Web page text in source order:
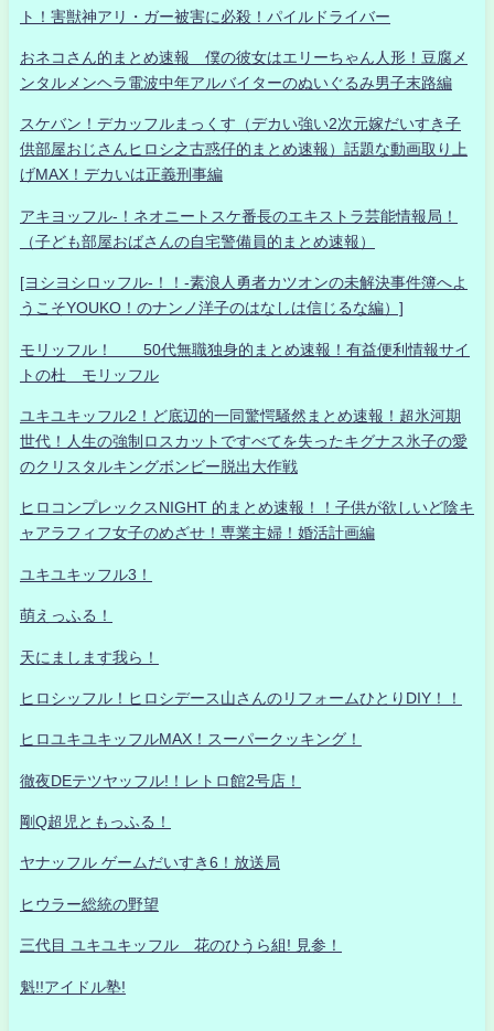
ト！害獣神アリ・ガー被害に必殺！パイルドライバー
おネコさん的まとめ速報 僕の彼女はエリーちゃん人形！豆腐メ
ンタルメンヘラ電波中年アルバイターのぬいぐるみ男子末路編
スケバン！デカッフルまっくす（デカい強い2次元嫁だいすき子
供部屋おじさんヒロシ之古惑仔的まとめ速報）話題な動画取り上
げMAX！デカいは正義刑事編
アキヨッフル-！ネオニートスケ番長のエキストラ芸能情報局！
（子ども部屋おばさんの自宅警備員的まとめ速報）
[ヨシヨシロッフル-！！-素浪人勇者カツオンの未解決事件簿へよ
うこそYOUKO！のナンノ洋子のはなしは信じるな編）]
モリッフル！ 50代無職独身的まとめ速報！有益便利情報サイ
トの杜 モリッフル
ユキユキッフル2！ど底辺的一同驚愕騒然まとめ速報！超氷河期
世代！人生の強制ロスカットですべてを失ったキグナス氷子の愛
のクリスタルキングボンビー脱出大作戦
ヒロコンプレックスNIGHT 的まとめ速報！！子供が欲しいど陰キ
ャアラフィフ女子のめざせ！専業主婦！婚活計画編
ユキユキッフル3！
萌えっふる！
天にまします我ら！
ヒロシッフル！ヒロシデース山さんのリフォームひとりDIY！！
ヒロユキユキッフルMAX！スーパークッキング！
徹夜DEテツヤッフル!！レトロ館2号店！
剛Q超児ともっふる！
ヤナッフル ゲームだいすき6！放送局
ヒウラー総統の野望
三代目 ユキユキッフル 花のひうら組! 見参！
魁!!アイドル塾!